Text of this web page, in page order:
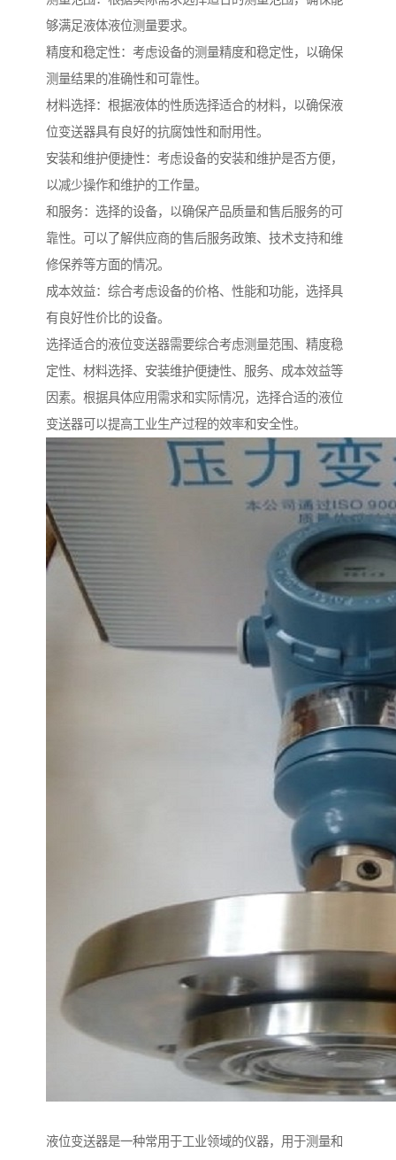
够满足液体液位测量要求。
精度和稳定性：考虑设备的测量精度和稳定性，以确保
测量结果的准确性和可靠性。
材料选择：根据液体的性质选择适合的材料，以确保液
位变送器具有良好的抗腐蚀性和耐用性。
安装和维护便捷性：考虑设备的安装和维护是否方便，
以减少操作和维护的工作量。
和服务：选择的设备，以确保产品质量和售后服务的可
靠性。可以了解供应商的售后服务政策、技术支持和维
修保养等方面的情况。
成本效益：综合考虑设备的价格、性能和功能，选择具
有良好性价比的设备。
选择适合的液位变送器需要综合考虑测量范围、精度稳
定性、材料选择、安装维护便捷性、服务、成本效益等
因素。根据具体应用需求和实际情况，选择合适的液位
变送器可以提高工业生产过程的效率和安全性。
液位变送器是一种常用于工业领域的仪器，用于测量和